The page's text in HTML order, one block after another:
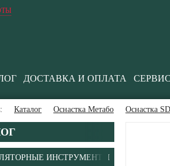
ДОСТАВКА И ОПЛАТА СЕРВИС
Каталог Оснастка Метабо Оснастка
ИНСТРУМЕНТЫ